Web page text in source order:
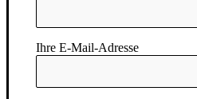
Ihre E-Mail-Adresse